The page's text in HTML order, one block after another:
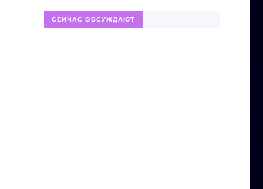
СЕЙЧАС ОБСУЖДАЮТ